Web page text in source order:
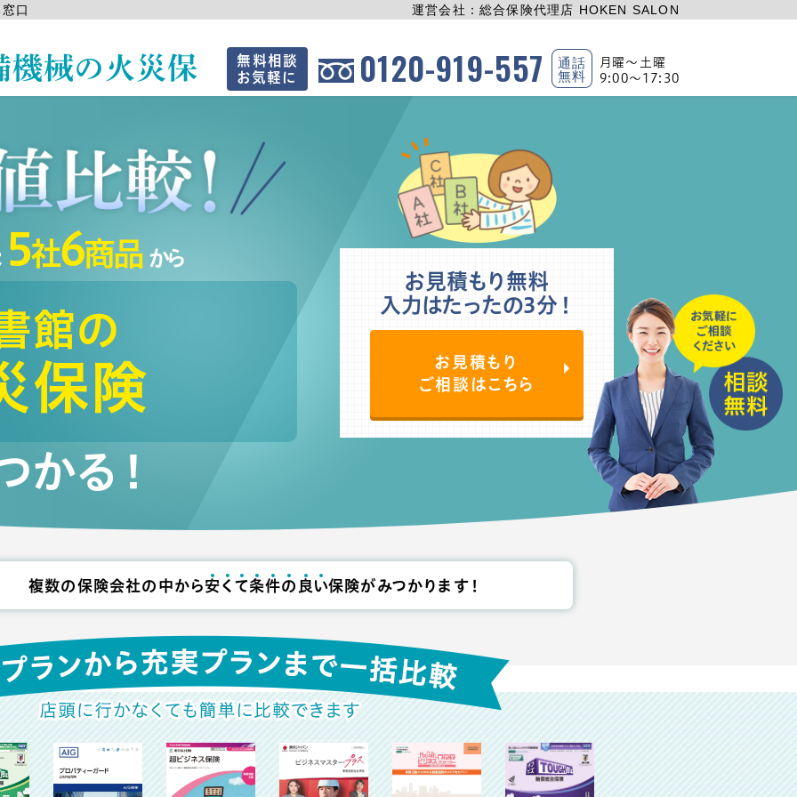
口 運営会社：総合保険代理店 HOKEN SALON
機械の火災保
無料相談
お気軽に
0120-919-557 通話
無料
月曜〜土曜
9:00〜17:30
5社6商品 から
館の
保険
かる！
お見積もり無料
入力はたったの3分！
お見積もり
ご相談はこちら
複数の保険会社の中から安く て条件の 良 い保険がみつかります！